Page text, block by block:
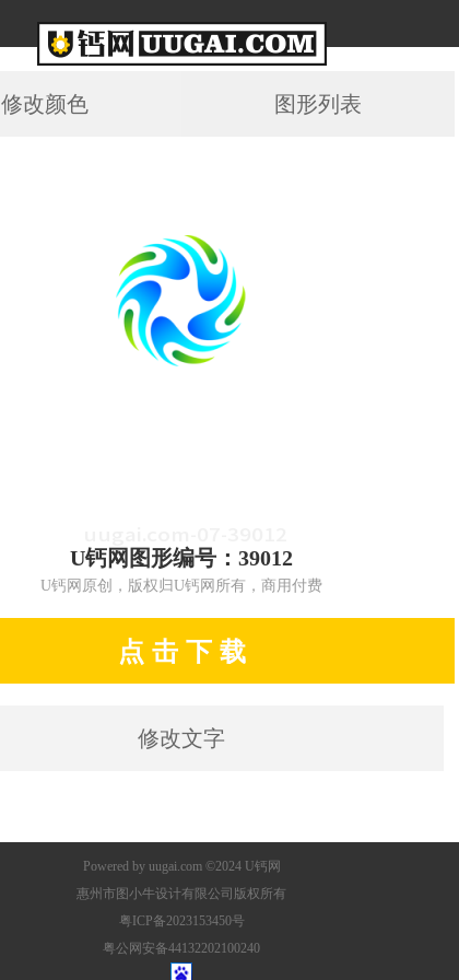
修改颜色 图形列表
U钙网图形编号：39012
U钙网原创，版权归U钙网所有，商用付费
点 击 下 载
修改文字
Powered by uugai.com©2024 U钙网
惠州市图小牛设计有限公司版权所有
粤ICP备2023153450号
粤公网安备44132202100240